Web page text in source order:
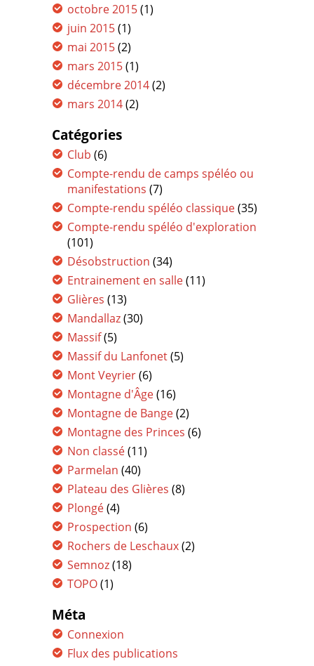
octobre 2015(1)
juin 2015(1)
mai 2015(2)
mars 2015(1)
décembre 2014(2)
mars 2014(2)
Catégories
Club (6)
Compte-rendu de camps spéléo ou
manifestations (7)
Compte-rendu spéléo classique(35)
Compte-rendu spéléo d'exploration
(101)
Désobstruction (34)
Entrainement en salle(11)
Glières (13)
Mandallaz(30)
Massif(5)
Massif du Lanfonet(5)
Mont Veyrier(6)
Montagne d'Âge(16)
Montagne de Bange(2)
Montagne des Princes (6)
Non classé(11)
Parmelan (40)
Plateau des Glières (8)
Plongé(4)
Prospection (6)
Rochers de Leschaux(2)
Semnoz(18)
TOPO(1)
Méta
Connexion
Flux des publications